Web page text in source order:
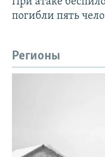
погибли пять
Регионы